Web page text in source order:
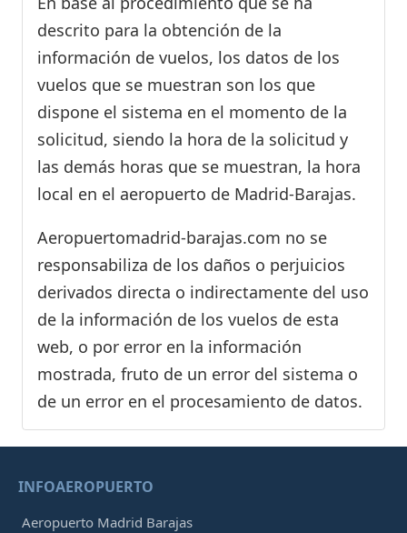
descrito para la obtención de la
información de vuelos, los datos de los
vuelos que se muestran son los que
dispone el sistema en el momento de la
solicitud, siendo la hora de la solicitud y
las demás horas que se muestran, la hora
local en el aeropuerto de Madrid-Barajas.
Aeropuertomadrid-barajas.com no se
responsabiliza de los daños o perjuicios
derivados directa o indirectamente del uso
de la información de los vuelos de esta
web, o por error en la información
mostrada, fruto de un error del sistema o
de un error en el procesamiento de datos.
INFOAEROPUERTO
Aeropuerto Madrid Barajas